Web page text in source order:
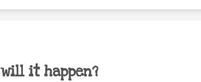
will it happen?